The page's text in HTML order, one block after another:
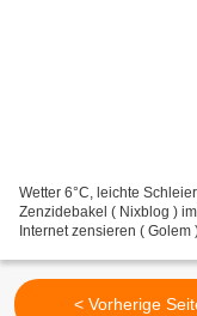
Wetter 6°C, leichte
Zenzidebakel ( Nixblog )
Internet zensieren (
< Vorherige